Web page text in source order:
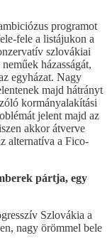
programot
fele a listájukon a
szlovákiai
házasságát,
egyházat. Nagy
majd hátrányt
kormányalakítási
jelent majd az
akkor átverve
alternatíva a Fico-
pártja, egy
Szlovákia a
nagy örömmel bele